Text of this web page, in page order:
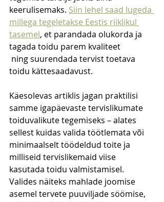
keerulisemaks. Siin lehel saad lugeda
millega tegeletakse Eestis riiklikul
tasemel, et parandada olukorda ja
tagada toidu parem kvaliteet
toidu kättesaadavust.
Käesolevas artiklis jagan praktilisi
samme igapäevaste tervislikumate
toiduvalikute tegemiseks – alates
sellest kuidas valida töötlemata või
minimaalselt töödeldud toite ja
milliseid tervislikemaid viise
kasutada toidu valmistamisel.
Valides näiteks mahlade joomise
asemel tervete puuviljade söömise,